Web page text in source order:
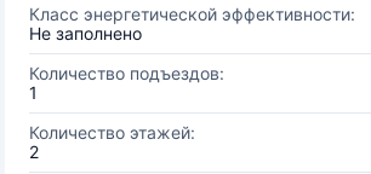
Класс энергетической эффективности:
Не заполнено
Количество подъездов:
1
Количество этажей:
2